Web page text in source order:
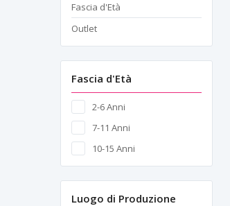
Fascia d'Età
Outlet
Fascia d'Età
2-6 Anni
7-11 Anni
10-15 Anni
Luogo di Produzione